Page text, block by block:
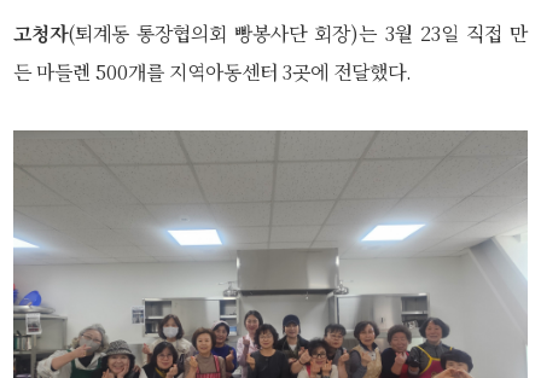
고청자(퇴계동 통장협의회 빵봉사단 회장)는 3월 23일 직접 만
든 마들렌 500개를 지역아동센터 3곳에 전달했다.